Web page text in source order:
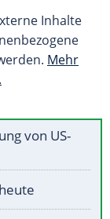
Inhalte
Mehr
von US-